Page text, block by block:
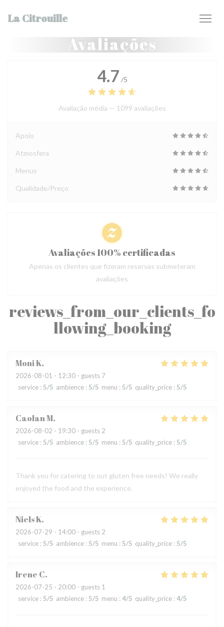
La Citrouille
Avaliações
reviews_from_our_clients_fo
llowing_booking
MoniK
2026-08-01 - 12:30 - guests 7
service : 5/5 ambience : 5/5 menu : 5/5 quality_price : 5/5
CaolanM
2026-08-02 - 19:30 - guests 2
service : 5/5 ambience : 5/5 menu : 5/5 quality_price : 5/5
Thank you for catering to out gluten free needs! We really
enjoyed the food and the experience.
NielsK
2026-07-29 - 14:00 - guests 2
service : 5/5 ambience : 5/5 menu : 5/5 quality_price : 5/5
Irene C
2026-07-25 - 20:00 - guests 1
service : 5/5 ambience : 5/5 menu : 4/5 quality_price : 4/5
4.7 /5
Avaliação média — 1099 avaliações
Apoio
Atmosfera
Menus
Qualidade/Preço
Avaliações 100% certificadas
Apenas os clientes que fizeram reservas submeteram
avaliações